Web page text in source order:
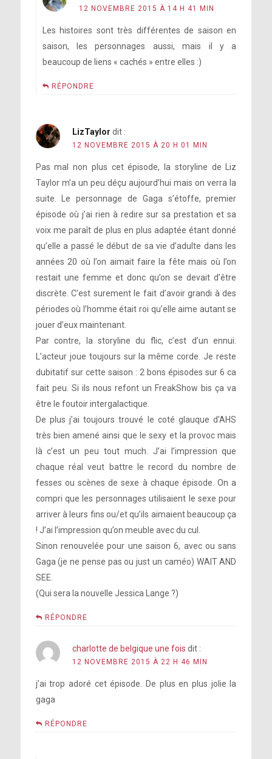
12 NOVEMBRE 2015 À 14 H 41 MIN
Les histoires sont très différentes de saison en
saison, les personnages aussi, mais il y a
beaucoup de liens « cachés » entre elles :)
RÉPONDRE
LizTaylor dit :
12 NOVEMBRE 2015 À 20 H 01 MIN
Pas mal non plus cet épisode, la storyline de Liz
Taylor m’a un peu déçu aujourd’hui mais on verra la
suite. Le personnage de Gaga s’étoffe, premier
épisode où j’ai rien à redire sur sa prestation et sa
voix me paraît de plus en plus adaptée étant donné
qu’elle a passé le début de sa vie d’adulte dans les
années 20 où l’on aimait faire la fête mais où l’on
restait une femme et donc qu’on se devait d’être
discrète. C’est surement le fait d’avoir grandi à des
périodes où l’homme était roi qu’elle aime autant se
jouer d’eux maintenant.
Par contre, la storyline du flic, c’est d’un ennui.
L’acteur joue toujours sur la même corde. Je reste
dubitatif sur cette saison : 2 bons épisodes sur 6 ca
fait peu. Si ils nous refont un FreakShow bis ça va
être le foutoir intergalactique.
De plus j’ai toujours trouvé le coté glauque d’AHS
très bien amené ainsi que le sexy et la provoc mais
là c’est un peu tout much. J’ai l’impression que
chaque réal veut battre le record du nombre de
fesses ou scènes de sexe à chaque épisode. On a
compri que les personnages utilisaient le sexe pour
arriver à leurs fins ou/et qu’ils aimaient beaucoup ça
! J’ai l’impression qu’on meuble avec du cul.
Sinon renouvelée pour une saison 6, avec ou sans
Gaga (je ne pense pas ou just un caméo) WAIT AND
SEE.
(Qui sera la nouvelle Jessica Lange ?)
RÉPONDRE
charlotte de belgique une fois dit :
12 NOVEMBRE 2015 À 22 H 46 MIN
j’ai trop adoré cet épisode. De plus en plus jolie la
gaga
RÉPONDRE